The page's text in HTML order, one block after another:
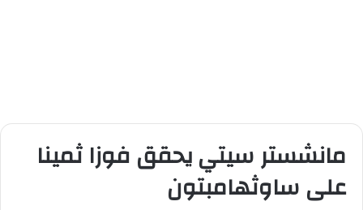
مانشستر سيتي يحقق فوزا ثمينا
على ساوثهامبتون